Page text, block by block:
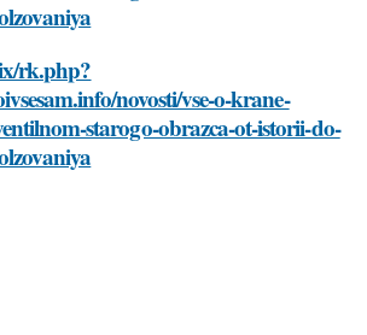
rk.php?
novosti/vse-o-krane-
starogo-obrazca-ot-istorii-do-